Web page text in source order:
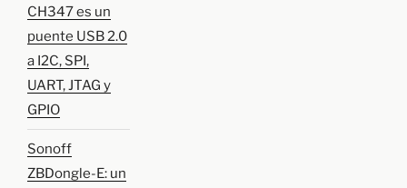
CH347 es un
puente USB 2.0
a I2C, SPI,
UART, JTAG y
GPIO
Sonoff
ZBDongle-E: un